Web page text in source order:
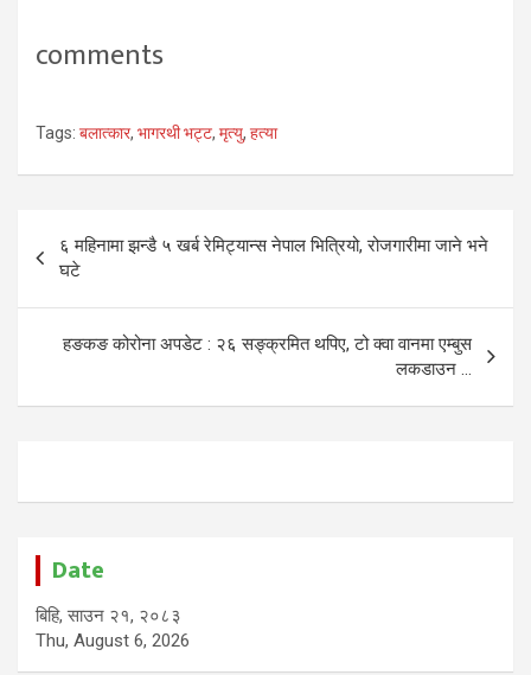
comments
Tags: बलात्कार, भागरथी भट्ट, मृत्यु, हत्या
Post
navigation
६ महिनामा झन्डै ५ खर्ब रेमिट्यान्स नेपाल भित्रियो, रोजगारीमा जाने भने
घटे
हङकङ कोरोना अपडेट : २६ सङ्क्रमित थपिए, टो क्वा वानमा एम्बुस
लकडाउन …
Date
बिहि, साउन २१, २०८३
Thu, August 6, 2026